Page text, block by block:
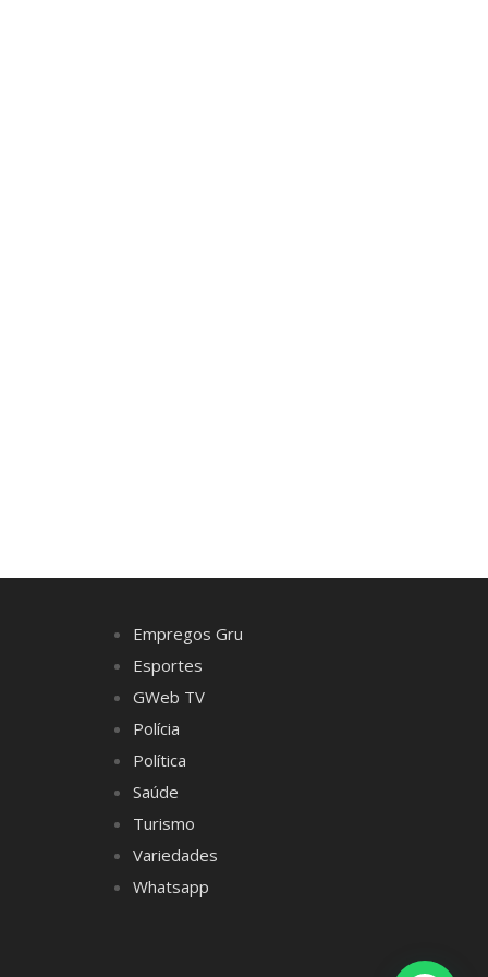
Empregos Gru
Esportes
GWeb TV
Polícia
Política
Saúde
Turismo
Variedades
Whatsapp